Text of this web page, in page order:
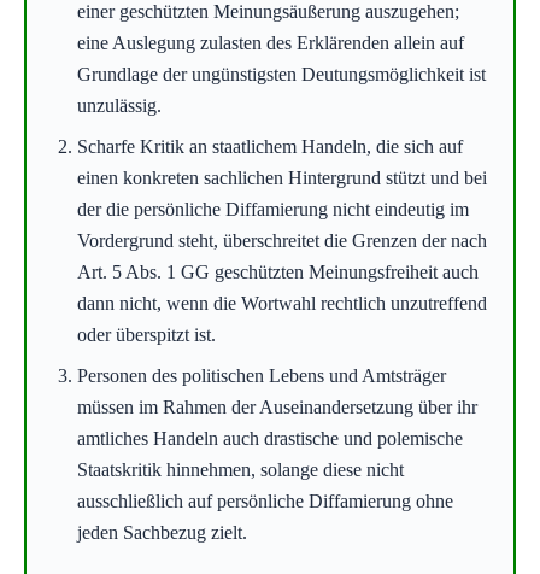
einer geschützten Meinungsäußerung auszugehen;
eine Auslegung zulasten des Erklärenden allein auf
Grundlage der ungünstigsten Deutungsmöglichkeit ist
unzulässig.
Scharfe Kritik an staatlichem Handeln, die sich auf
einen konkreten sachlichen Hintergrund stützt und bei
der die persönliche Diffamierung nicht eindeutig im
Vordergrund steht, überschreitet die Grenzen der nach
Art. 5 Abs. 1 GG geschützten Meinungsfreiheit auch
dann nicht, wenn die Wortwahl rechtlich unzutreffend
oder überspitzt ist.
Personen des politischen Lebens und Amtsträger
müssen im Rahmen der Auseinandersetzung über ihr
amtliches Handeln auch drastische und polemische
Staatskritik hinnehmen, solange diese nicht
ausschließlich auf persönliche Diffamierung ohne
jeden Sachbezug zielt.